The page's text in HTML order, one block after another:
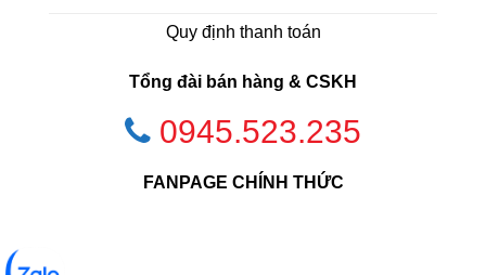
Quy định thanh toán
Tổng đài bán hàng & CSKH
0945.523.235
FANPAGE CHÍNH THỨC